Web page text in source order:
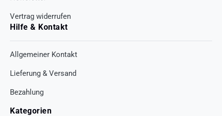
Vertrag widerrufen
Hilfe & Kontakt
Allgemeiner Kontakt
Lieferung & Versand
Bezahlung
Kategorien